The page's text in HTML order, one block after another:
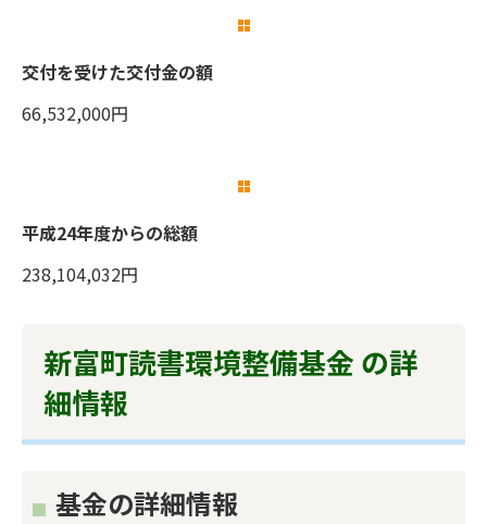
交付を受けた交付金の額
66,532,000円
平成24年度からの総額
238,104,032円
新富町読書環境整備基金 の詳
細情報
基金の詳細情報